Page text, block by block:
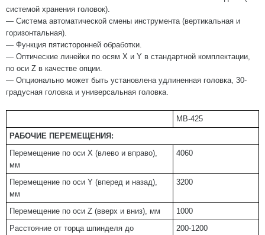
системой хранения головок).
— Система автоматической смены инструмента (вертикальная и
горизонтальная).
— Функция пятисторонней обработки.
— Оптические линейки по осям X и Y в стандартной комплектации,
по оси Z в качестве опции.
— Опционально может быть установлена удлиненная головка, 30-
градусная головка и универсальная головка.
MB-425
РАБОЧИЕ ПЕРЕМЕЩЕНИЯ:
Перемещение по оси Х (влево и вправо),
мм
4060
Перемещение по оси Y (вперед и назад),
мм
3200
Перемещение по оси Z (вверх и вниз), мм
1000
Расстояние от торца шпинделя до
200-1200